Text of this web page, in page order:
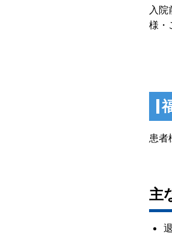
入院
様・
患者
主